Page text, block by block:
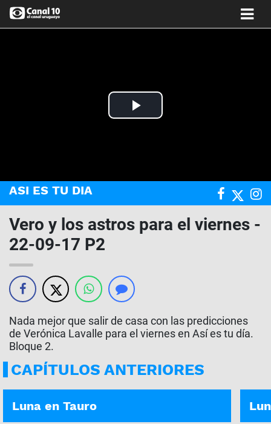
Play
ASI ES TU DIA
Vero y los astros para el viernes -
22-09-17 P2
Nada mejor que salir de casa con las predicciones
de Verónica Lavalle para el viernes en Así es tu día.
Bloque 2.
CAPÍTULOS ANTERIORES
ASÍ ES TU DÍA | 05-08-2026
Luna en Tauro